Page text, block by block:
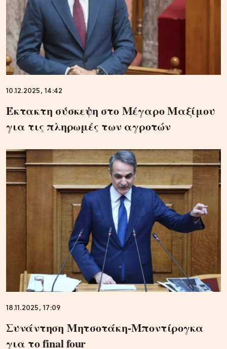
10.12.2025, 14:42
Έκτακτη σύσκεψη στο Μέγαρο Μαξίμου
για τις πληρωμές των αγροτών
18.11.2025, 17:09
Συνάντηση Μητσοτάκη-Μποντίρογκα
για το final four